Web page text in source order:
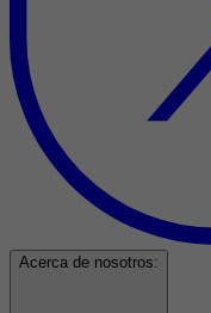
Acerca de nosotros: